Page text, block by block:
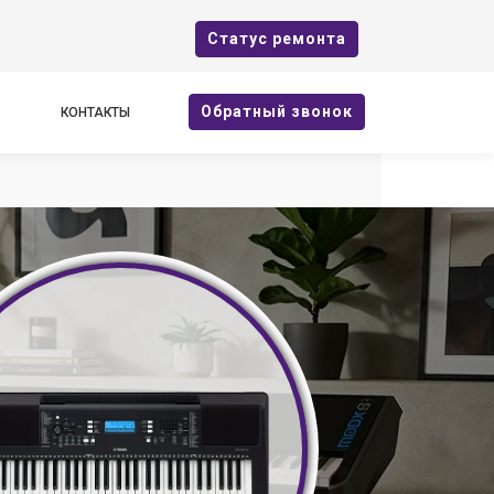
Cтатус ремонта
КОНТАКТЫ Oбратный звонок